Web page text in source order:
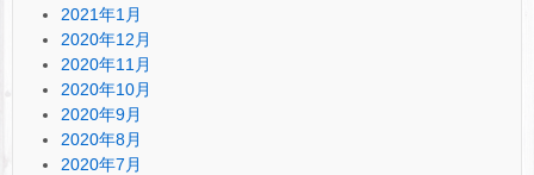
2021年1月
2020年12月
2020年11月
2020年10月
2020年9月
2020年8月
2020年7月